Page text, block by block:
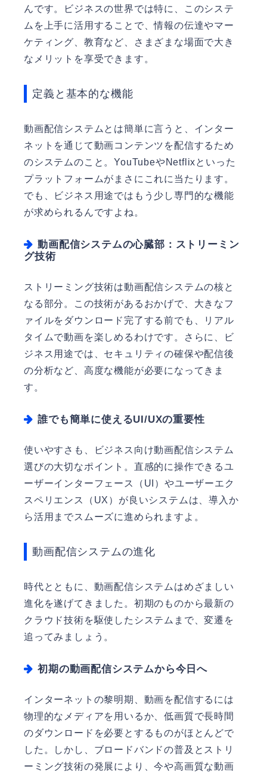
んです。ビジネスの世界では特に、このシステ
ムを上手に活用することで、情報の伝達やマー
ケティング、教育など、さまざまな場面で大き
なメリットを享受できます。
定義と基本的な機能
動画配信システムとは簡単に言うと、インター
ネットを通じて動画コンテンツを配信するため
のシステムのこと。YouTubeやNetflixといった
プラットフォームがまさにこれに当たります。
でも、ビジネス用途ではもう少し専門的な機能
が求められるんですよね。
動画配信システムの心臓部：ストリーミン
グ技術
ストリーミング技術は動画配信システムの核と
なる部分。この技術があるおかげで、大きなフ
ァイルをダウンロード完了する前でも、リアル
タイムで動画を楽しめるわけです。さらに、ビ
ジネス用途では、セキュリティの確保や配信後
の分析など、高度な機能が必要になってきま
す。
誰でも簡単に使えるUI/UXの重要性
使いやすさも、ビジネス向け動画配信システム
選びの大切なポイント。直感的に操作できるユ
ーザーインターフェース（UI）やユーザーエク
スペリエンス（UX）が良いシステムは、導入か
ら活用までスムーズに進められますよ。
動画配信システムの進化
時代とともに、動画配信システムはめざましい
進化を遂げてきました。初期のものから最新の
クラウド技術を駆使したシステムまで、変遷を
追ってみましょう。
初期の動画配信システムから今日へ
インターネットの黎明期、動画を配信するには
物理的なメディアを用いるか、低画質で長時間
のダウンロードを必要とするものがほとんどで
した。しかし、ブロードバンドの普及とストリ
ーミング技術の発展により、今や高画質な動画